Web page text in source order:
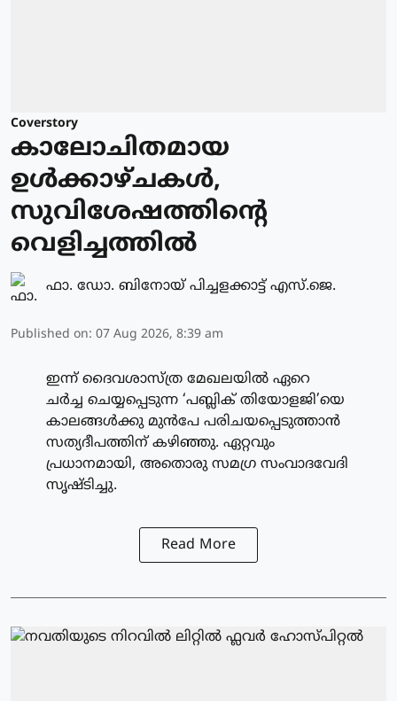
Coverstory
കാലോചിതമായ
ഉൾക്കാഴ്ചകൾ,
സുവിശേഷത്തിന്റെ
വെളിച്ചത്തിൽ
ഫാ. ഡോ. ബിനോയ് പിച്ചളക്കാട്ട് എസ്.ജെ.
Published on: 07 Aug 2026, 8:39 am
ഇന്ന് ദൈവശാസ്ത്ര മേഖലയിൽ ഏറെ
ചർച്ച ചെയ്യപ്പെടുന്ന ‘പബ്ലിക് തിയോളജി’യെ
കാലങ്ങൾക്കു മുൻപേ പരിചയപ്പെടുത്താൻ
സത്യദീപത്തിന് കഴിഞ്ഞു. ഏറ്റവും
പ്രധാനമായി, അതൊരു സമഗ്ര സംവാദവേദി
സൃഷ്ടിച്ചു.
Read More